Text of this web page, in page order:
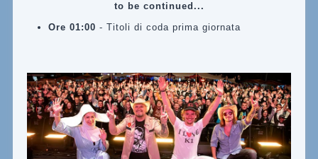
to be continued...
Ore 01:00 - Titoli di coda prima giornata